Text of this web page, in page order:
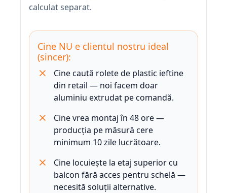
calculat separat.
Cine NU e clientul nostru ideal
(sincer):
Cine caută rolete de plastic ieftine
din retail — noi facem doar
aluminiu extrudat pe comandă.
Cine vrea montaj în 48 ore —
producția pe măsură cere
minimum 10 zile lucrătoare.
Cine locuiește la etaj superior cu
balcon fără acces pentru schelă —
necesită soluții alternative.